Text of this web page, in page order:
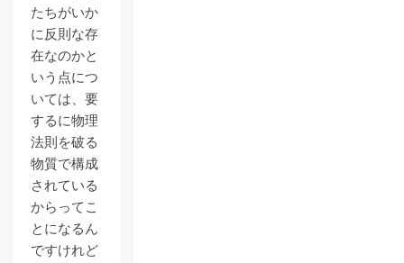
たちがいか
に反則な存
在なのかと
いう点につ
いては、要
するに物理
法則を破る
物質で構成
されている
からってこ
とになるん
ですけれど